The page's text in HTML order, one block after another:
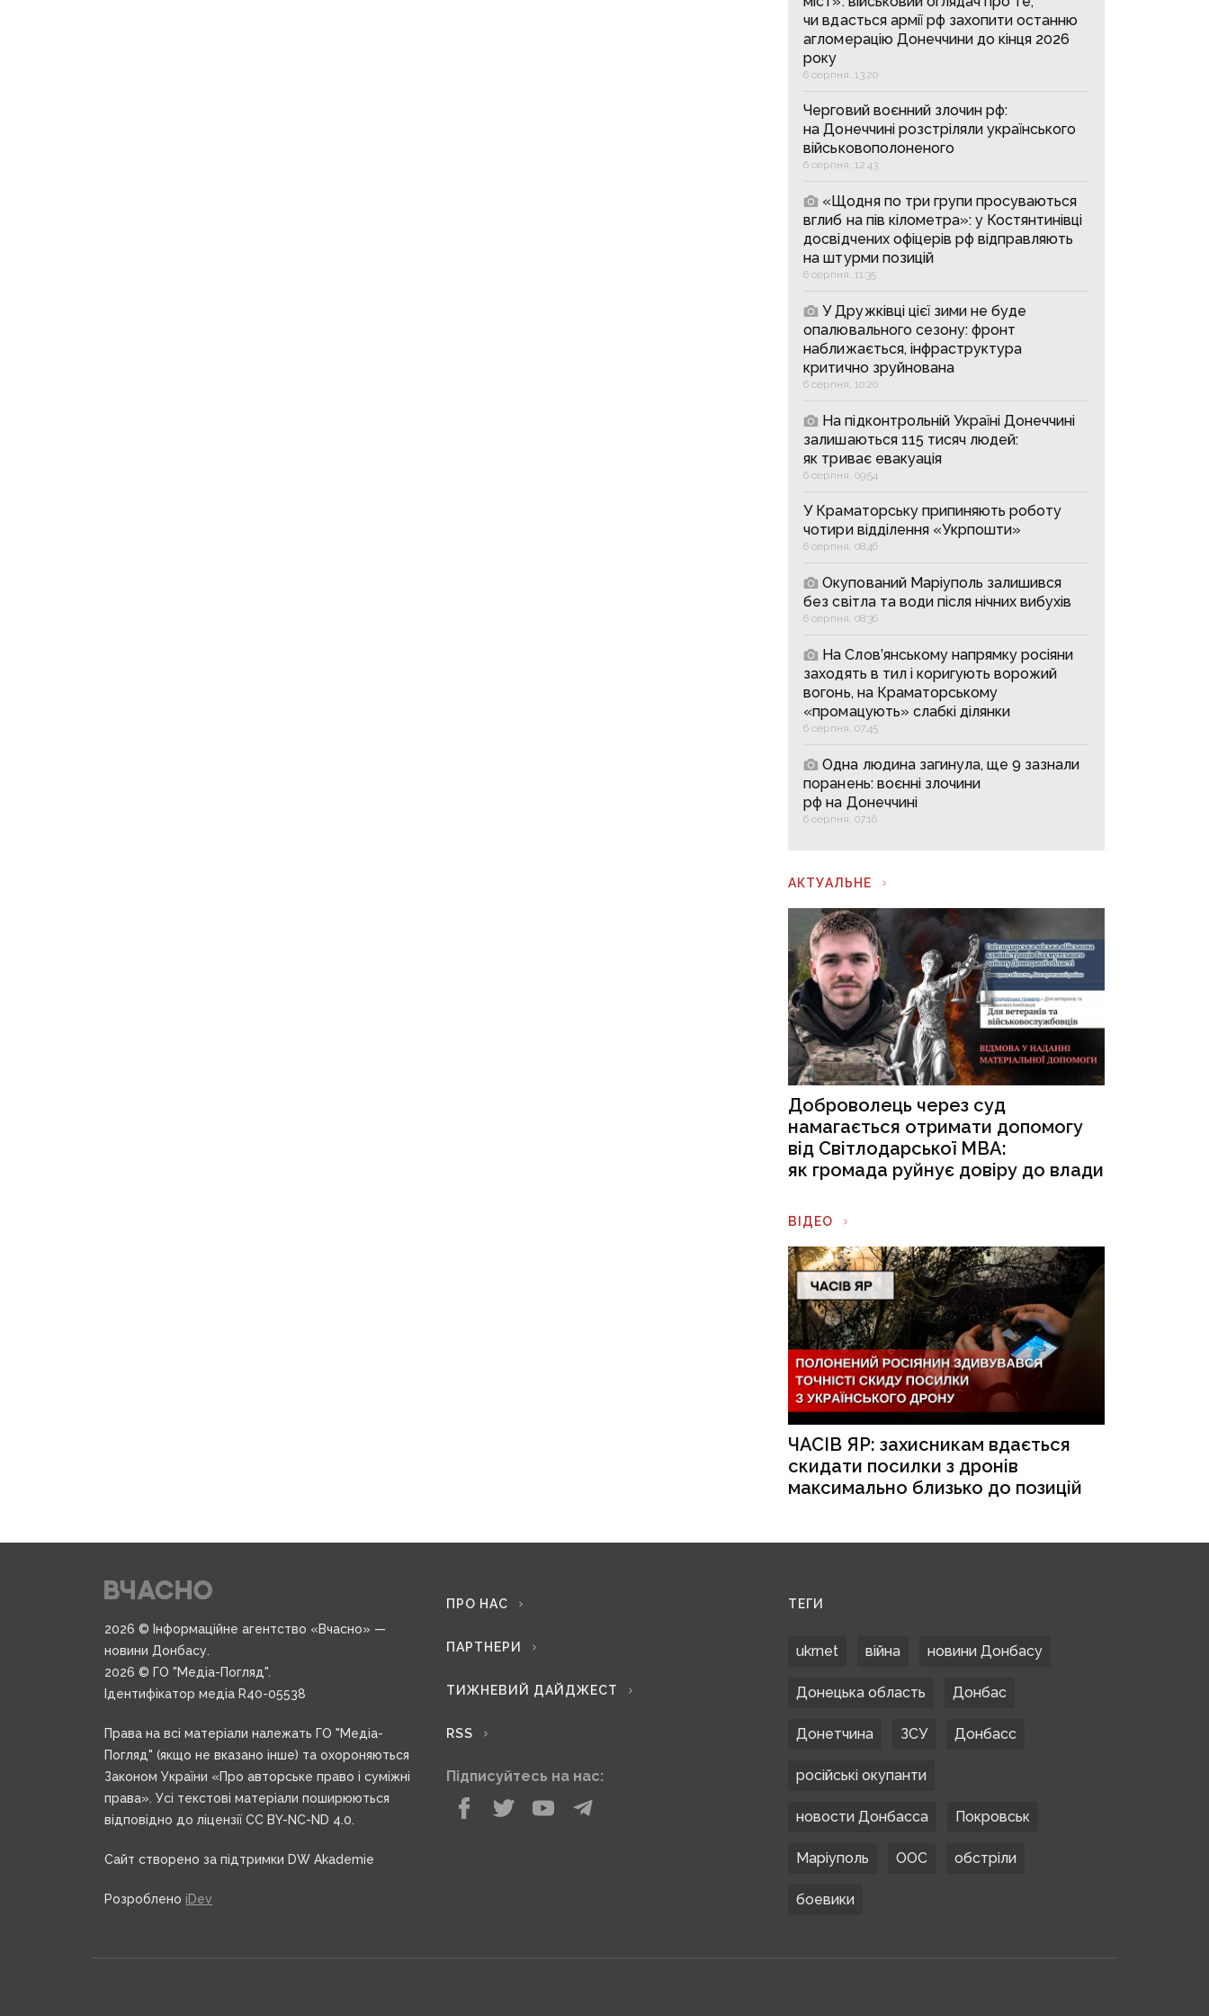
чи вдасться армії рф захопити останню
агломерацію Донеччини до кінця 2026
року
6 серпня, 13:20
Черговий воєнний злочин рф:
на Донеччині розстріляли українського
військовополоненого
6 серпня, 12:43
«Щодня по три групи просуваються
вглиб на пів кілометра»: у Костянтинівці
досвідчених офіцерів рф відправляють
на штурми позицій
6 серпня, 11:35
У Дружківці цієї зими не буде
опалювального сезону: фронт
наближається, інфраструктура
критично зруйнована
6 серпня, 10:20
На підконтрольній Україні Донеччині
залишаються 115 тисяч людей:
як триває евакуація
6 серпня, 09:54
У Краматорську припиняють роботу
чотири відділення «Укрпошти»
6 серпня, 08:46
Окупований Маріуполь залишився
без світла та води після нічних вибухів
6 серпня, 08:36
На Слов’янському напрямку росіяни
заходять в тил і коригують ворожий
вогонь, на Краматорському
«промацують» слабкі ділянки
6 серпня, 07:45
Одна людина загинула, ще 9 зазнали
поранень: воєнні злочини
рф на Донеччині
6 серпня, 07:16
АКТУАЛЬНЕ
Доброволець через суд
намагається отримати допомогу
від Світлодарської МВА:
як громада руйнує довіру до влади
ВІДЕО
ЧАСІВ ЯР: захисникам вдається
скидати посилки з дронів
максимально близько до позицій
2026 © Інформаційне агентство «Вчасно» —
новини Донбасу.
2026 © ГО "Медіа-Погляд".
Ідентифікатор медіа R40-05538
Права на всі матеріали належать ГО "Медіа-
Погляд" (якщо не вказано інше) та охороняються
Законом України «Про авторське право і суміжні
права». Усі текстові матеріали поширюються
відповідно до ліцензії CC BY-NC-ND 4.0.
Сайт створено за підтримки DW Akademie
Розроблено iDev
ПРО НАС
ПАРТНЕРИ
ТИЖНЕВИЙ ДАЙДЖЕСТ
RSS
Підписуйтесь на нас:
ТЕГИ
ukrnet війна новини Донбасу
Донецька область Донбас
Донетчина ЗСУ Донбасс
російські окупанти
новости Донбасса Покровськ
Маріуполь ООС обстріли
боевики